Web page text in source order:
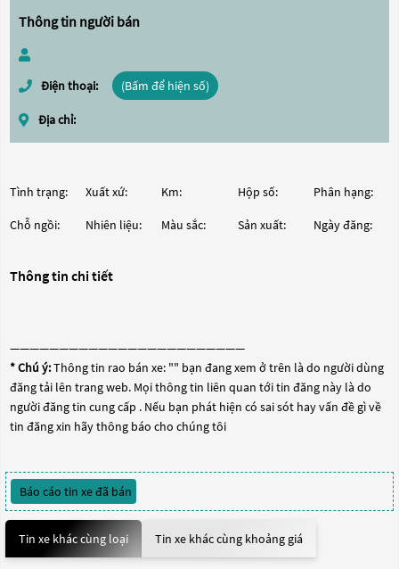
Thông tin người bán
Điện thoại: (Bấm để hiện số)
Địa chỉ:
Tình trạng: Xuất xứ: Km: Hộp số: Phân hạng:
Chỗ ngồi: Nhiên liệu: Màu sắc: Sản xuất: Ngày đăng:
Thông tin chi tiết
————————————————————————
* Chú ý:Thông tin rao bán xe: "" bạn đang xem ở trên là do người dùng
đăng tải lên trang web. Mọi thông tin liên quan tới tin đăng này là do
người đăng tin cung cấp . Nếu bạn phát hiện có sai sót hay vấn đề gì về
tin đăng xin hãy thông báo cho chúng tôi
Báo cáo tin xe đã bán
Tin xe khác cùng loại Tin xe khác cùng khoảng giá